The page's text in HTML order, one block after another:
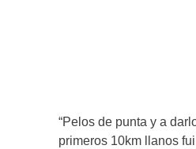
“Pelos de punta y a
primeros 10km llanos